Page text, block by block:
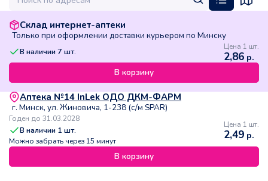
Склад интернет-аптеки
Только при оформлении доставки курьером по Минску
В наличии 7 шт. Цена 1 шт.
2,86 р.
В корзину
Аптека №14 InLek ОДО ДКМ-ФАРМ
г. Минск, ул. Жиновича, 1-238 (с/м SPAR)
Годен до 31.03.2028
В наличии 1 шт.
Можно забрать через 15 минут
Цена 1 шт.
2,49 р.
В корзину